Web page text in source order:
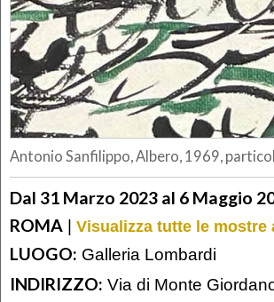
Antonio Sanfilippo, Albero, 1969,
Dal 31 Marzo 2023 al 6 Maggio
ROMA | Visualizza tutte le mostre
LUOGO: Galleria Lombardi
INDIRIZZO: Via di Monte